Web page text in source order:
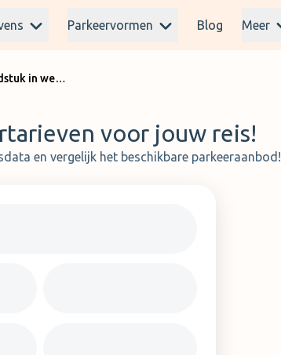
Parkeervormen Blog Meer
Vliegen & Parkeren wordt ParkMundo: een nieuw hoofdstuk in wereldwijde airport parking
voor jouw reis!
en vergelijk het beschikbare parkeeraanbod!